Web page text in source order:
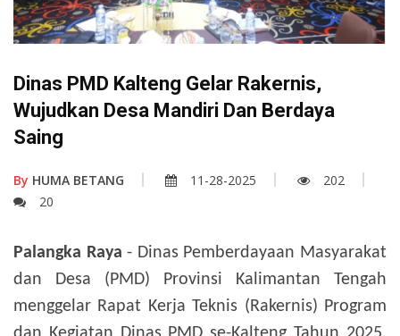
Dinas PMD Kalteng Gelar Rakernis,
Wujudkan Desa Mandiri Dan Berdaya
Saing
By HUMA BETANG 11-28-2025
202
20
Palangka Raya - Dinas Pemberdayaan Masyarakat
dan Desa (PMD) Provinsi Kalimantan Tengah
menggelar Rapat Kerja Teknis (Rakernis) Program